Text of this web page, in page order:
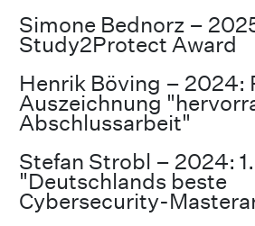
Simone Bednorz –
Study2Protect Award
Henrik Böving – 2024:
Auszeichnung
Abschlussarbeit"
Stefan Strobl – 2024:
"Deutschlands beste
Cybersecurity-